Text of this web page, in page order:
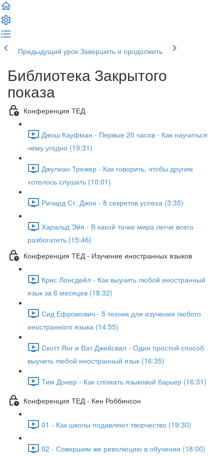
Предыдущий урок Завершить и продолжить
Библиотека Закрытого
показа
Конференция ТЕД
Джош Кауфман - Первые 20 часов - Как научиться
чему угодно (19:31)
Джулиан Трежер - Как говорить, чтобы другим
хотелось слушать (10:01)
Ричард Ст. Джон - 8 секретов успеха (3:35)
Харальд Эйя - В какой точке мира легче всего
разбогатеть (15:46)
Конференция ТЕД - Изучение иностранных языков
Крис Лонсдейл - Как выучить любой иностранный
язык за 6 месяцев (18:32)
Сид Ефромович - 5 техник для изучения любого
иностранного языка (14:55)
Скотт Янг и Ват Джейсвал - Один простой способ
выучить любой иностранный язык (16:35)
Тим Донер - Как сломать языковой барьер (16:31)
Конференция ТЕД - Кен Роббинсон
01 - Как школы подавляют творчество (19:30)
02 - Совершим же революцию в обучении (18:00)